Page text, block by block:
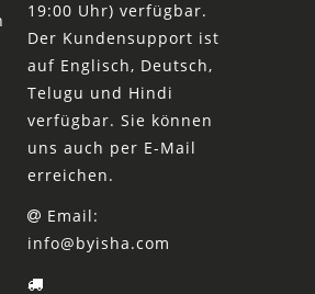
19:00 Uhr) verfügbar.
Der Kundensupport ist
auf Englisch, Deutsch,
Telugu und Hindi
verfügbar. Sie können
uns auch per E-Mail
erreichen.
Email:
info@byisha.com